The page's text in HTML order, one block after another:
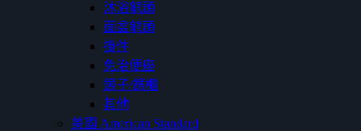
沐浴龍頭
面盆龍頭
掛件
免治便座
鏡子/鏡櫃
其他
美國 American Standard